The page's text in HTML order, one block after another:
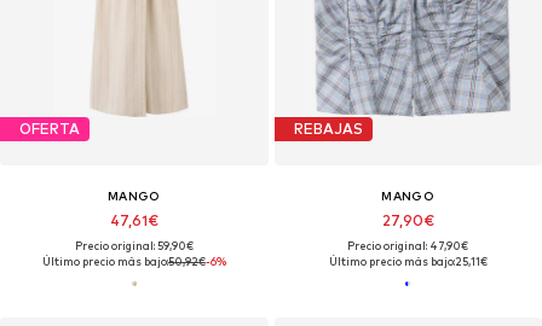
OFERTA
MANGO
47,61€
Precio original: 59,90€
Último precio más bajo:50,92€-6%
REBAJAS
MANGO
27,90€
Precio original: 47,90€
Último precio más bajo:25,11€